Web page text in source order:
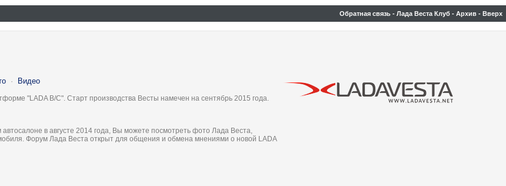
Обратная связь - Лада Веста Клуб - Архив - Вверх
· Видео
"LADA B/C". Старт производства Весты намечен на сентябрь 2015 года.
в августе 2014 года, Вы можете посмотреть фото Лада Веста,
Форум Лада Веста открыт для общения и обмена мнениями о новой LADA